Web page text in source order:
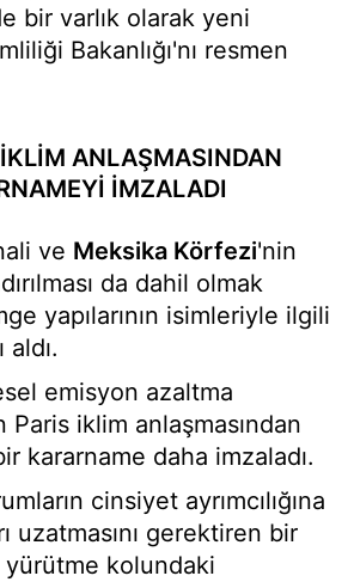
bir varlık olarak yeni
Bakanlığı'nı resmen
ANLAŞMASINDAN
İMZALADI
ve Meksika Körfezi'nin
da dahil olmak
yapılarının isimleriyle ilgili
emisyon azaltma
Paris iklim anlaşmasından
kararname daha imzaladı.
cinsiyet ayrımcılığına
uzatmasını gerektiren bir
kolundaki